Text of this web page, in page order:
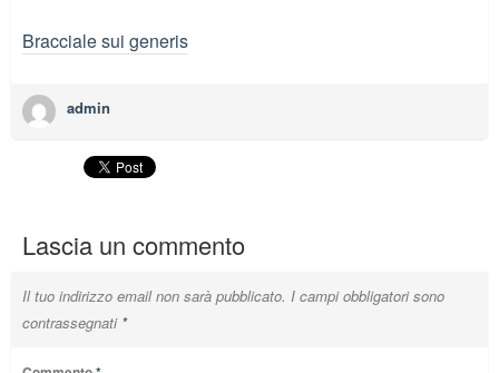
Bracciale sui generis
admin
Lascia un commento
Il tuo indirizzo email non sarà pubblicato. I campi obbligatori sono
contrassegnati *